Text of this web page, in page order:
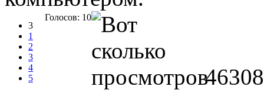
3
1
2
3
4
5
Голосов: 10
46308